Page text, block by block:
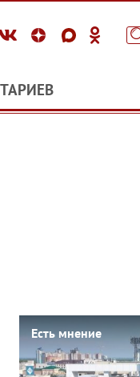
Есть мнение